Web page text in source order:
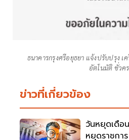
ธนาคารกรุงศรีอยุธยา แจ้งปรับปรุง เ
อัตโนมัติ ชั่วค
ข่าวที่เกี่ยวข้อง
วันหยุดเดือ
หยุดราชกา